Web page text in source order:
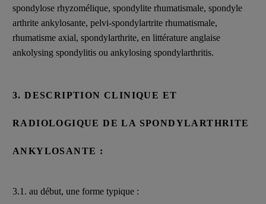
spondylose rhyzomélique, spondylite rhumatismale, spondyle
arthrite ankylosante, pelvi-spondylartrite rhumatismale,
rhumatisme axial, spondylarthrite, en littérature anglaise
ankolysing spondylitis ou ankylosing spondylarthritis.
3. DESCRIPTION CLINIQUE ET
RADIOLOGIQUE DE LA SPONDYLARTHRITE
ANKYLOSANTE :
3.1. au début, une forme typique :